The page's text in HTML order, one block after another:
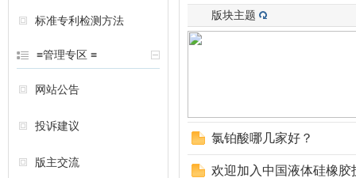
标准专利检测方法
≡管理专区 ≡
网站公告
投诉建议
版主交流
版块主题
氯铂酸哪几家好？
欢迎加入中国液体硅橡胶